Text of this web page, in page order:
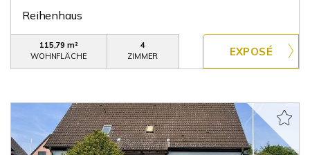
Reihenhaus
115,79 m²
WOHNFLÄCHE
4
ZIMMER